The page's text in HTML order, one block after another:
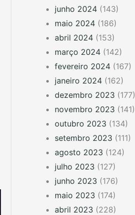
junho 2024 (143)
maio 2024 (186)
abril 2024 (153)
março 2024 (142)
fevereiro 2024 (167)
janeiro 2024 (162)
dezembro 2023 (177)
novembro 2023 (141)
outubro 2023 (134)
setembro 2023 (111)
agosto 2023 (124)
julho 2023 (127)
junho 2023 (176)
maio 2023 (174)
abril 2023 (228)